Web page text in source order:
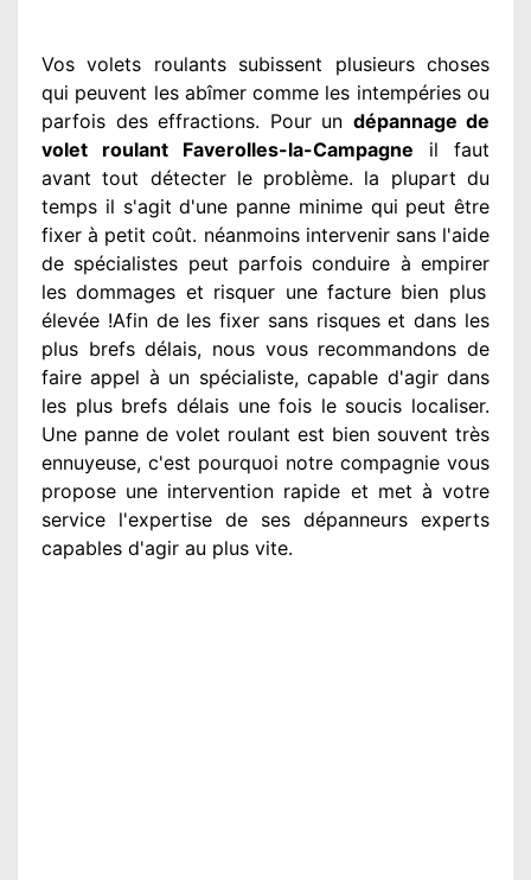
Vos volets roulants subissent plusieurschoses
qui peuvent les abîmercomme les intempéries ou
parfois des effractions. Pour un dépannage de
volet roulant Faverolles-la-Campagne il faut
avant tout détecterle problème. la plupart du
temps il s'agit d'une panne minime qui peut être
fixer à petit coût. néanmoinsintervenirsans l'aide
de spécialistes peut parfois conduire à empirer
les dommages et risquer une facture bien plus
élevée !Afin de les fixer sans risques et dans les
plus brefsdélais, nous vous recommandons de
faire appel à un spécialiste, capable d'agirdans
les plus brefs délais une fois le soucis localiser.
Une panne de volet roulant est bien souvent très
ennuyeuse, c'est pourquoi notre compagnie vous
propose une intervention rapide et met à votre
service l'expertise de ses dépanneurs experts
capables d'agir au plus vite.